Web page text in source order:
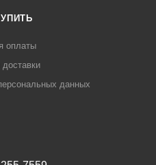
оплаты
данных